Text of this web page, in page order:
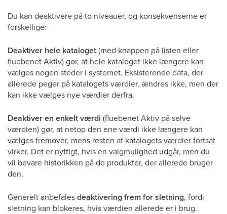
Du kan deaktivere på to niveauer, og konsekvenserne er
forskellige:
Deaktiver hele kataloget(med knappen på listen eller
fluebenet Aktiv) gør, at hele kataloget ikke længere kan
vælges nogen steder i systemet. Eksisterende data, der
allerede peger på katalogets værdier, ændres ikke, men der
kan ikke vælges nye værdier derfra.
Deaktiver en enkelt værdi (fluebenet Aktiv på selve
værdien) gør, at netop den ene værdi ikke længere kan
vælges fremover, mens resten af katalogets værdier fortsat
virker. Det er nyttigt, hvis en valgmulighed udgår, men du
vil bevare historikken på de produkter, der allerede bruger
den.
Generelt anbefalesdeaktivering frem for sletning, fordi
sletning kan blokeres, hvis værdien allerede er i brug.